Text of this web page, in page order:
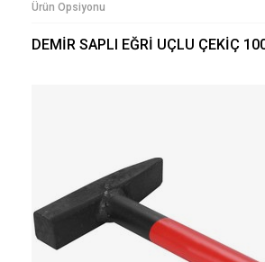
Ürün Opsiyonu
DEMİR SAPLI EĞRİ UÇLU ÇEKİÇ